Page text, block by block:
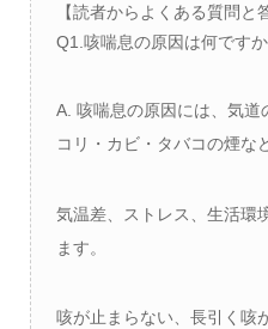
【読者からよくある質問と
Q1.咳喘息の原因は何ですか
A. 咳喘息の原因には、気
コリ・カビ・タバコの煙な
気温差、ストレス、生活環
ます。
咳が止まらない、長引く咳